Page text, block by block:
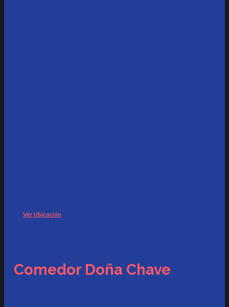
Ver Ubicación
Comedor Doña Chave